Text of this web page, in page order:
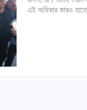
এই অধিকার কারও